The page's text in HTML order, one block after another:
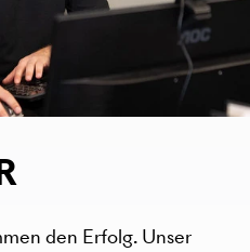
den Erfolg. Unser